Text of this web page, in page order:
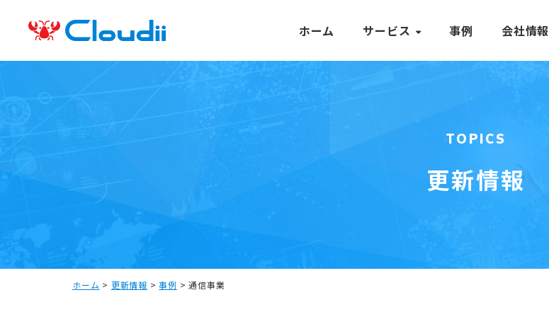
ホーム サービス 事例 会社情報
TOPICS
更新情報
ホーム > 更新情報 >事例 >通信事業